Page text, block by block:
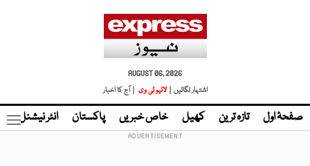
AUGUST 06, 2026
اشتہار لگائیں |
لائیو ٹی وی | آج کا اخبار
صفحۂ اول تازہ ترین کھیل خاص خبریں پاکستان انٹر نیشنل